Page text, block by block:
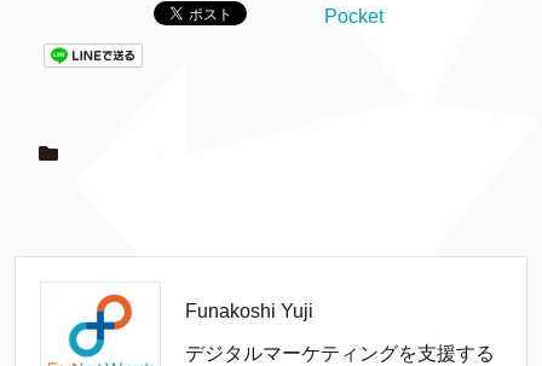
Pocket
Funakoshi Yuji
デジタルマーケティングを支援する